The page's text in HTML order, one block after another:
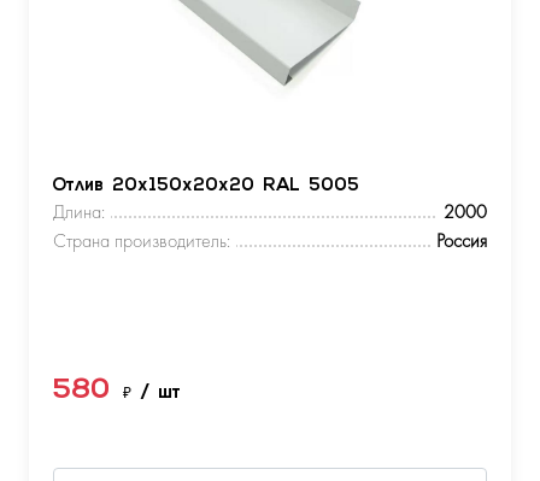
Отлив 20х150х20х20 RAL 5005
Длина:
2000
Страна производитель:
Россия
580 ₽ / шт